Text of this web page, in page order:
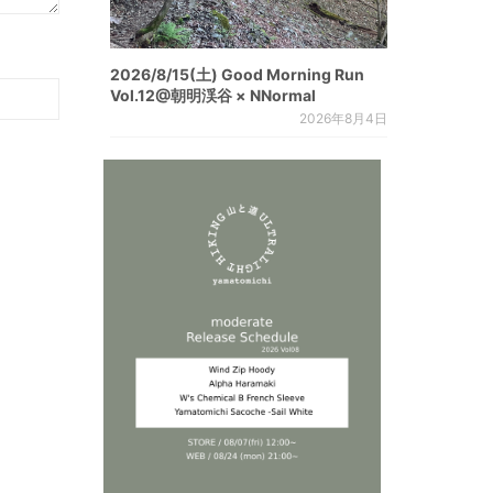
2026/8/15(土) Good Morning Run
Vol.12@朝明渓谷 × NNormal
2026年8月4日